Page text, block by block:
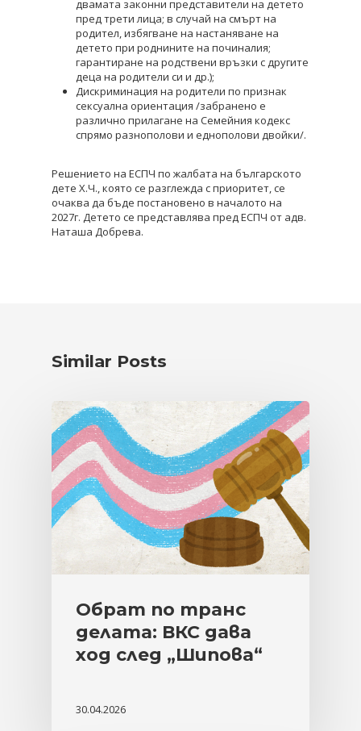
двамата законни представители на детето
пред трети лица; в случай на смърт на
родител, избягване на настаняване на
детето при роднините на починалия;
гарантиране на родствени връзки с другите
деца на родители си и др.);
Дискриминация на родители по признак
сексуална ориентация /забранено е
различно прилагане на Семейния кодекс
спрямо разнополови и еднополови двойки/.
Решението на ЕСПЧ по жалбата на българското
дете Х.Ч., която се разглежда с приоритет, се
очаква да бъде постановено в началото на
2027г. Детето се представлява пред ЕСПЧ от адв.
Наташа Добрева.
Similar Posts
Обрат по транс
делата: ВКС дава
ход след „Шипова“
30.04.2026